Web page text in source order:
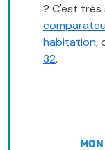
? C'est très
habitation,
32.